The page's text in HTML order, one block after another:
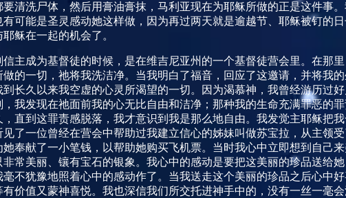
要清洗尸体，然后用膏油膏抹，马利亚现在为耶稣所做的正是这件事
有可能是圣灵感动她这样做，因为再过两天就是逾越节、耶稣被钉的日
稣在一起的机会了。
信主成为基督徒的时候，是在维吉尼亚州的一个基督徒营会里。在那
做的一切，祂将我洗洁净。当我明白了福音，回应了这邀请，并将我
到长久以来我空虚的心灵所渴望的一切。因为渴慕神，我曾经游历过
，我发现在祂面前我的心无比自由和洁净；那种我的生命充满罪恶的
，直到这罪责感脱落，我才意识到我是那么地自由。我发觉主耶稣把
见了一位曾经在营会中帮助过我建立信心的姊妹叫做苏宝拉，从主领
她奉献了一小笔钱，以帮助她购买飞机票。当时我心中立即想到自己
非常美丽、镶有宝石的银象。我心中的感动是要把这美丽的珍品送给
毫不犹豫地照着心中的感动作了。当我送走这个美丽的珍品之后心中
有价值又蒙神喜悦。我也深信我们所交托进神手中的，没有一丝一毫